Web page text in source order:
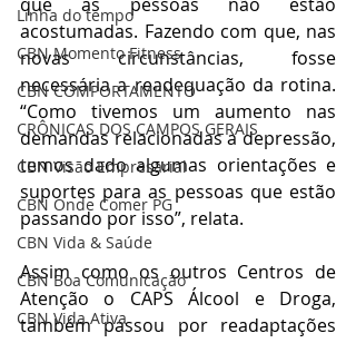
Linha do tempo
CBN Momento Fitness
CBN COMPORTAMENTO
CRÔNICAS DOS CAMPOS GERAIS
CBN Visão Empresarial
CBN Onde Comer PG
CBN Vida & Saúde
CBN Boa Comunicação
CBN Vida Ativa
acostumadas. Fazendo com que, nas
novas circunstâncias, fosse
necessária a readequação da rotina.
“Como tivemos um aumento nas
demandas relacionadas a depressão,
temos dado algumas orientações e
suportes para as pessoas que estão
passando por isso”, relata.
Assim como os outros Centros de
Atenção o CAPS Álcool e Droga,
também passou por readaptações